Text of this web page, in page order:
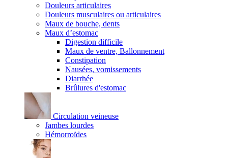
Douleurs articulaires
Douleurs musculaires ou articulaires
Maux de bouche, dents
Maux d’estomac
Digestion difficile
Maux de ventre, Ballonnement
Constipation
Nausées, vomissements
Diarrhée
Brûlures d'estomac
Circulation veineuse
Jambes lourdes
Hémorroïdes